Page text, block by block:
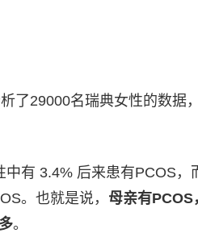
了29000名瑞典女性的数据
有 3.4% 后来患有PCOS，
。也就是说， 母亲有
。